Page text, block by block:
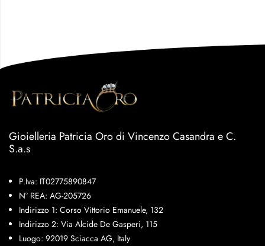
Gioielleria Patricia Oro di Vincenzo Casandra e C.
S.a.s
P.Iva: IT02775890847
N° REA: AG-205726
Indirizzo 1: Corso Vittorio Emanuele, 132
Indirizzo 2: Via Alcide De Gasperi, 115
Luogo: 92019 Sciacca AG, Italy